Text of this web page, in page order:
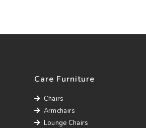
Care Furniture
Chairs
Armchairs
Lounge Chairs